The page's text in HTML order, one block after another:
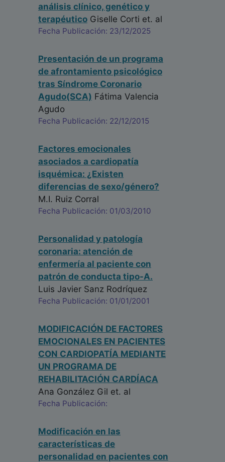
análisis clínico, genético y
terapéutico Giselle Corti et. al
Fecha Publicación: 23/12/2025
Presentación de un programa
de afrontamiento psicológico
tras Síndrome Coronario
Agudo(SCA) Fátima Valencia
Agudo
Fecha Publicación: 22/12/2015
Factores emocionales
asociados a cardiopatía
isquémica: ¿Existen
diferencias de sexo/género?
M.I. Ruiz Corral
Fecha Publicación: 01/03/2010
Personalidad y patología
coronaria: atención de
enfermería al paciente con
patrón de conducta tipo-A.
Luis Javier Sanz Rodríquez
Fecha Publicación: 01/01/2001
MODIFICACIÓN DE FACTORES
EMOCIONALES EN PACIENTES
CON CARDIOPATÍA MEDIANTE
UN PROGRAMA DE
REHABILITACIÓN CARDÍACA
Ana González Gil et. al
Fecha Publicación:
Modificación en las
características de
personalidad en pacientes con